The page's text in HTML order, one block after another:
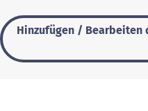
Hinzufügen / Bearbeiten